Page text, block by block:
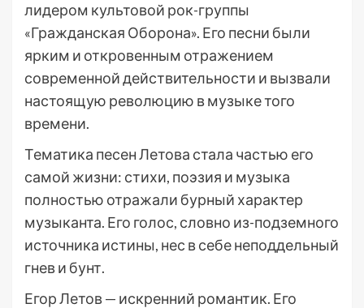
лидером культовой рок-группы
«Гражданская Оборона». Его песни были
ярким и откровенным отражением
современной действительности и вызвали
настоящую революцию в музыке того
времени.
Тематика песен Летова стала частью его
самой жизни: стихи, поэзия и музыка
полностью отражали бурный характер
музыканта. Его голос, словно из-подземного
источника истины, нес в себе неподдельный
гнев и бунт.
Егор Летов — искренний романтик. Его